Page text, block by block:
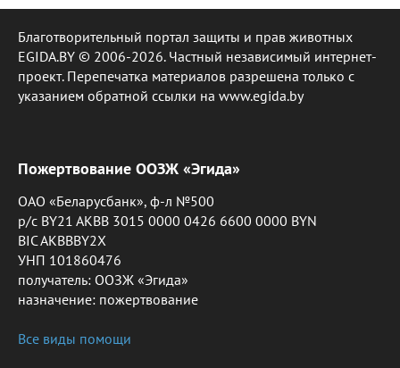
Благотворительный портал защиты и прав животных
EGIDA.BY © 2006-2026. Частный независимый интернет-
проект. Перепечатка материалов разрешена только с
указанием обратной ссылки на www.egida.by
Пожертвование ООЗЖ «Эгида»
ОАО «Беларусбанк», ф-л №500
р/с BY21 AKBB 3015 0000 0426 6600 0000 BYN
BIC AKBBBY2X
УНП 101860476
получатель: ООЗЖ «Эгида»
назначение: пожертвование
Все виды помощи